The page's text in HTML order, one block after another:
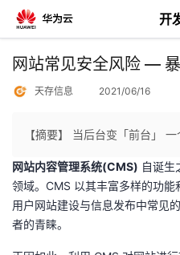
开
返
个
人
我
网站常见安全风险 —
天存信息 2021/06/16
【摘要】 当后台变「前台」
网站内容管理系统(CMS) 自诞生
领域。CMS 以其丰富多样的功
用户网站建设与信息发布中常见
者的青睐。